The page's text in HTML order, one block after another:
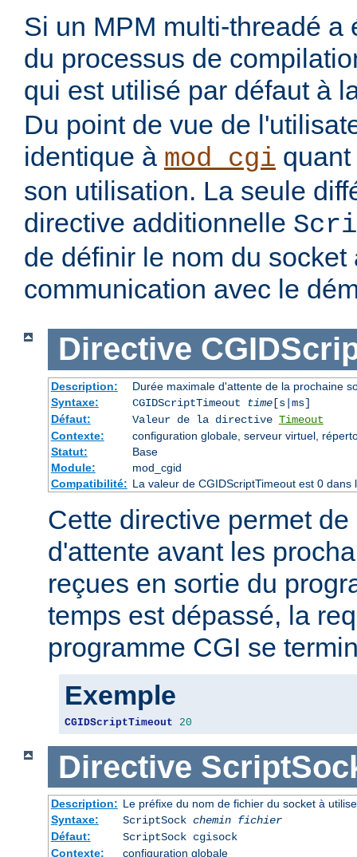
Si un MPM multi-threadé a
du processus de
qui est utilisé par défaut à
Du point de vue de
identique à mod_cgi
son utilisation. La seule
directive additionnelle
de définir le nom du
communication avec le
Directive
Description:
Durée maximale d'attente de la prochaine
Syntaxe:
CGIDScriptTimeout time[s|ms]
Défaut:
Valeur de la directive Timeout
Contexte:
configuration globale, serveur virtuel,
Statut:
Base
Module:
mod_cgid
Compatibilité: La valeur de CGIDScriptTimeout est 0
Cette directive permet
d'attente avant les
reçues en sortie du
temps est dépassé, la
programme CGI se
Exemple
CGIDScriptTimeout 20
Directive
Description: Le préfixe du nom de fichier du socket à
Syntaxe:
ScriptSock chemin fichier
Défaut:
ScriptSock cgisock
Contexte:
configuration globale